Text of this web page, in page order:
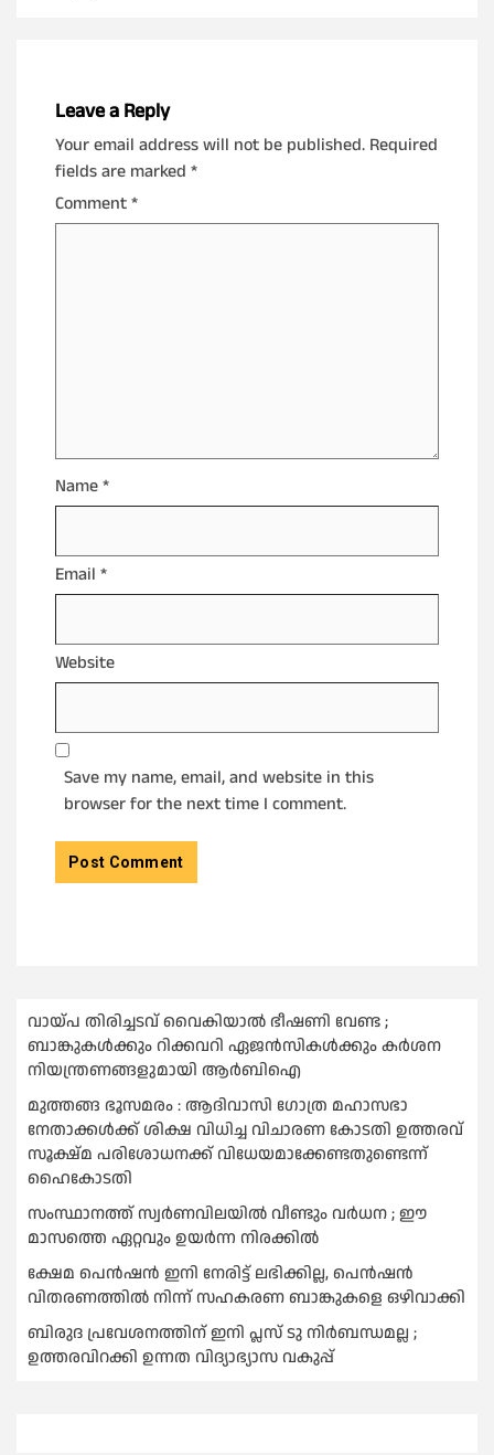
Leave a Reply
Your email address will not be published. Required
fields are marked *
Comment*
Name*
Email *
Website
Save my name, email, and website in this
browser for the next time I comment.
വായ്പ തിരിച്ചടവ് വൈകിയാല്‍ ഭീഷണി വേണ്ട ;
ബാങ്കുകള്‍ക്കും റിക്കവറി ഏജൻസികള്‍ക്കും കര്‍ശന
നിയന്ത്രണങ്ങളുമായി ആര്‍ബിഐ
മുത്തങ്ങ ഭൂസമരം : ആദിവാസി ഗോത്ര മഹാസഭാ
നേതാക്കള്‍ക്ക് ശിക്ഷ വിധിച്ച വിചാരണ കോടതി ഉത്തരവ്
സൂക്ഷ്മ പരിശോധനക്ക് വിധേയമാക്കേണ്ടതുണ്ടെന്ന്
ഹൈകോടതി
സംസ്ഥാനത്ത് സ്വര്‍ണവിലയില്‍ വീണ്ടും വര്‍ധന ; ഈ
മാസത്തെ ഏറ്റവും ഉയര്‍ന്ന നിരക്കില്‍
ക്ഷേമ പെൻഷൻ ഇനി നേരിട്ട് ലഭിക്കില്ല, പെൻഷൻ
വിതരണത്തില്‍ നിന്ന് സഹകരണ ബാങ്കുകളെ ഒഴിവാക്കി
ബിരുദ പ്രവേശനത്തിന് ഇനി പ്ലസ് ടു നിര്‍ബന്ധമല്ല ;
ഉത്തരവിറക്കി ഉന്നത വിദ്യാഭ്യാസ വകുപ്പ്